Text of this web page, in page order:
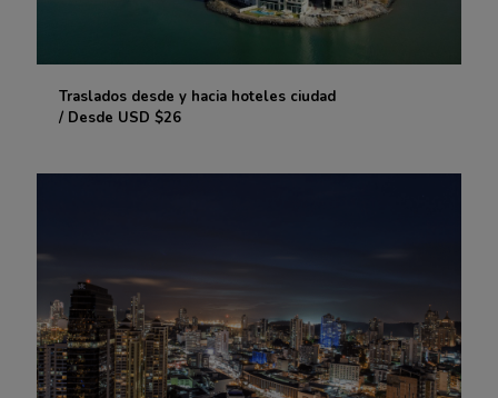
Traslados desde y hacia hoteles ciudad
Traslados desde y hacia hoteles ciudad
/ Desde USD $26